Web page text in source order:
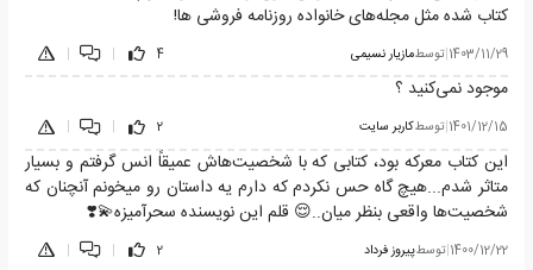
کتاب شده مثل مجله‌های خانواده روزنامه فروشی ها!
1403/11/29
|توسطمازیار نسیمی 4
|
|
موجود نمی‌کنید ؟
1401/12/15
|توسطکاربر سایت 2
|
|
این کتاب معرکه بود، کتابی که با شخصیت‌هاش عمیقاً انس گرفتم و بسیار
متاثر شدم...هیچ گاه حس نکردم که دارم یه داستان رو میخونم آنچنان که
شخصیت‌ها واقعی بنظر میان..😌 قلم این نویسنده سحرآمیزه💫❣️
1400/12/22
|توسطپیروز فرداد 2
|
|